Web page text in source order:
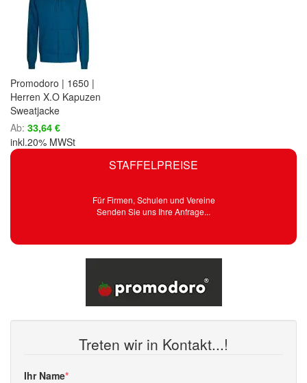
STAFFELPREISE
Für Firmen, Schulen und Vereine
Senden Sie uns Ihre Anfrage...
Treten wir in Kontakt...!
Ihr Name
Promodoro | 1650 |
Herren X.O Kapuzen
Sweatjacke
Ab 33,64 €
inkl.20% MWSt